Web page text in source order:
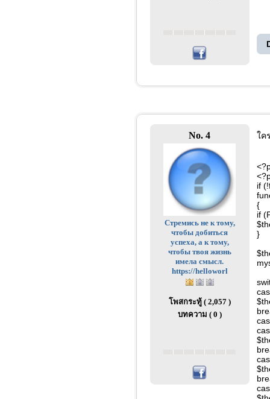
No. 4
Стремись не к тому,
чтобы добиться
успеха, а к тому,
чтобы твоя жизнь
имела смысл.
https://helloworl
โพสกระทู้ ( 2,057 )
บทความ ( 0 )
ใค
if
{
if
}